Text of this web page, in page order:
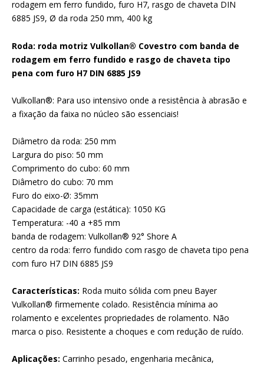
rodagem em ferro fundido, furo H7, rasgo de chaveta DIN
6885 JS9, Ø da roda 250 mm, 400 kg
Roda: roda motriz Vulkollan® Covestro com banda de
rodagem em ferro fundido e rasgo de chaveta tipo
pena com furo H7 DIN 6885 JS9
Vulkollan®: Para uso intensivo onde a resistência à abrasão e
a fixação da faixa no núcleo são essenciais!
Diâmetro da roda: 250 mm
Largura do piso: 50 mm
Comprimento do cubo: 60 mm
Diâmetro do cubo: 70 mm
Furo do eixo-Ø: 35mm
Capacidade de carga (estática): 1050 KG
Temperatura: -40 a +85 mm
banda de rodagem: Vulkollan® 92° Shore A
centro da roda: ferro fundido com rasgo de chaveta tipo pena
com furo H7 DIN 6885 JS9
Características: Roda muito sólida com pneu Bayer
Vulkollan® firmemente colado. Resistência mínima ao
rolamento e excelentes propriedades de rolamento. Não
marca o piso. Resistente a choques e com redução de ruído.
Aplicações: Carrinho pesado, engenharia mecânica,